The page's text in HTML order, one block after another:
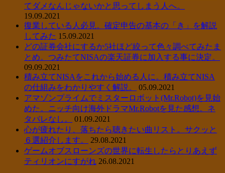
てダメなんじゃないかと思ってしまう人へ。
19.09.2021
復業している人必見。確定申告の基本の「き」を解説
してみた 15.09.2021
どの証券会社にするか5社ほど絞って色々調べてみたま
とめ。つみたてNISAの楽天証券に加入する事に決定。
09.09.2021
積み立てNISAをこれから始める人に。積み立てNISA
の仕組みをわかりやすく解説。
05.09.2021
アマゾンプライムでミスターロボット(Mr.Robot)を見始
めた。ニッチ向け海外ドラマMr.Robotを見た感想。ネ
タバレなし。
01.09.2021
心が疲れたり、落ちたら聴きたい曲リスト。サクッと
６選紹介します。
29.08.2021
ゲームオブスローンズの世界に転生したらとりあえず
ティリオンにすがれ 26.08.2021